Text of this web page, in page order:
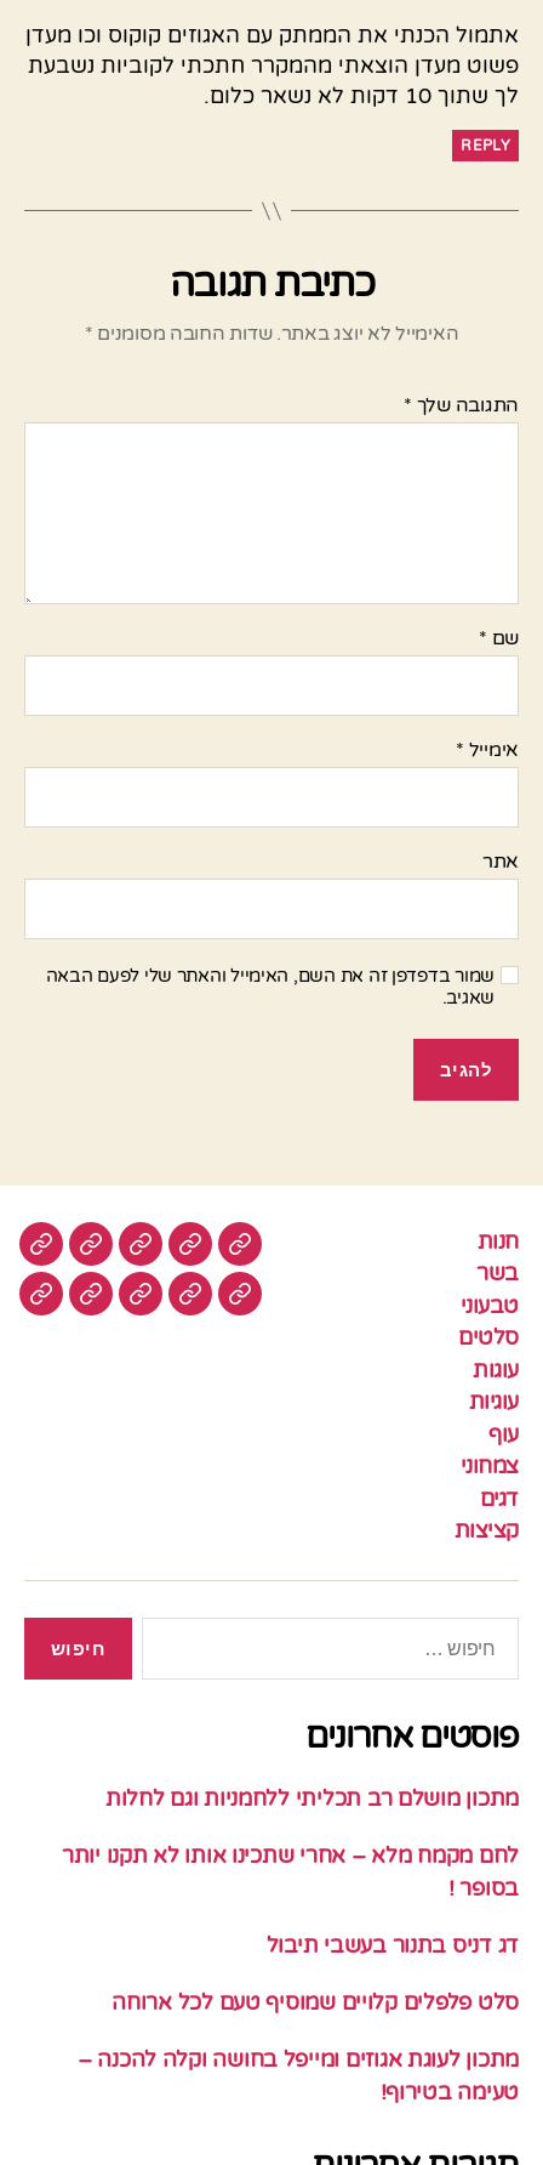
אתמול הכנתי את הממתק עם האגוזים קוקוס וכו מעדן
פשוט מעדן הוצאתי מהמקרר חתכתי לקוביות נשבעת
לך שתוך 10 דקות לא נשאר כלום.
REPLY
כתיבת תגובה
האימייל לא יוצג באתר. שדות החובה מסומנים *
התגובה שלך *
שם *
אימייל *
אתר
שמור בדפדפן זה את השם, האימייל והאתר שלי לפעם הבאה
שאגיב.
חנות
בשר
טבעוני
סלטים
עוגות
עוגיות
עוף
צמחוני
דגים
קציצות
חנות בשר טבעוניסלטים
עוגיותעוף צמחונידגים
פוסטים אחרונים
מתכון מושלם רב תכליתי ללחמניות וגם לחלות
לחם מקמח מלא – אחרי שתכינו אותו לא תקנו יותר
בסופר !
דג דניס בתנור בעשבי תיבול
סלט פלפלים קלויים שמוסיף טעם לכל ארוחה
מתכון לעוגת אגוזים ומייפל בחושה וקלה להכנה –
טעימה בטירוף!